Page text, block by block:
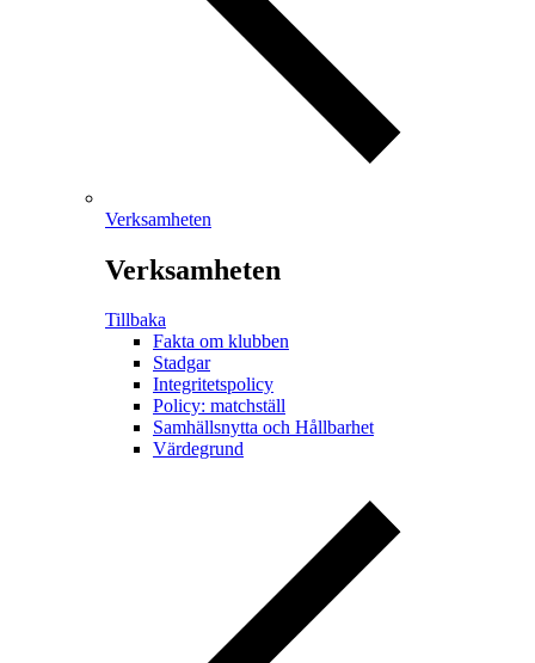
Verksamheten
Verksamheten
Tillbaka
Fakta om klubben
Stadgar
Integritetspolicy
Policy: matchställ
Samhällsnytta och Hållbarhet
Värdegrund